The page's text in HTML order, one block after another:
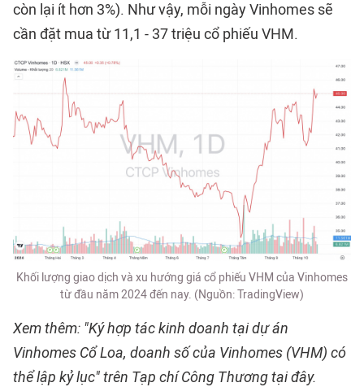
còn lại ít hơn 3%). Như vậy, mỗi ngày Vinhomes sẽ
cần đặt mua từ 11,1 - 37 triệu cổ phiếu VHM.
Khối lượng giao dịch và xu hướng giá cổ phiếu VHM của Vinhomes
từ đầu năm 2024 đến nay. (Nguồn: TradingView)
Xem thêm: "Ký hợp tác kinh doanh tại dự án
Vinhomes Cổ Loa, doanh số của Vinhomes (VHM) có
thể lập kỷ lục" trên Tạp chí Công Thương tại đây.